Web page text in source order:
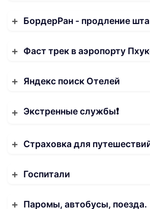
БордерРан - продление
Фаст трек в аэропорту
Яндекс поиск Отелей
Экстренные службы❗️
Страховка для
Госпитали
Паромы, автобусы, поезда.